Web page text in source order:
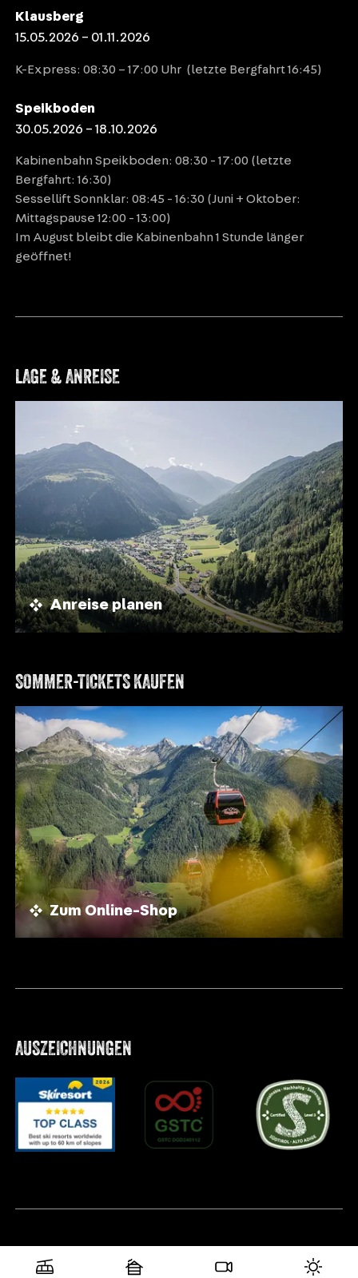
Klausberg
15.05.2026 – 01.11.2026
K-Express: 08:30 – 17:00 Uhr (letzte Bergfahrt 16:45)
Speikboden
30.05.2026 – 18.10.2026
Kabinenbahn Speikboden: 08:30 - 17:00 (letzte
Bergfahrt: 16:30)
Sessellift Sonnklar: 08:45 - 16:30 (Juni + Oktober:
Mittagspause 12:00 - 13:00)
Im August bleibt die Kabinenbahn 1 Stunde länger
geöffnet!
LAGE & ANREISE
Anreise planen
SOMMER-TICKETS KAUFEN
Zum Online-Shop
AUSZEICHNUNGEN